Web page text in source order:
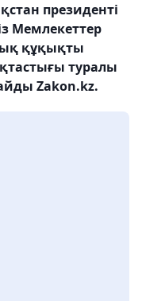
президенті
Мемлекеттер
құқықты
туралы
Zakon.kz.